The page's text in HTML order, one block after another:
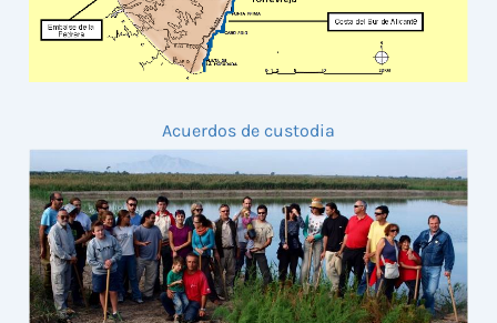
Acuerdos de custodia